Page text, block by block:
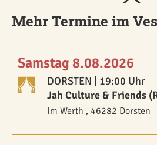
Mehr Termine im
Samstag 8.08.2026
DORSTEN | 19:00 Uhr
Jah Culture & Friends
Im Werth , 46282 Dorsten